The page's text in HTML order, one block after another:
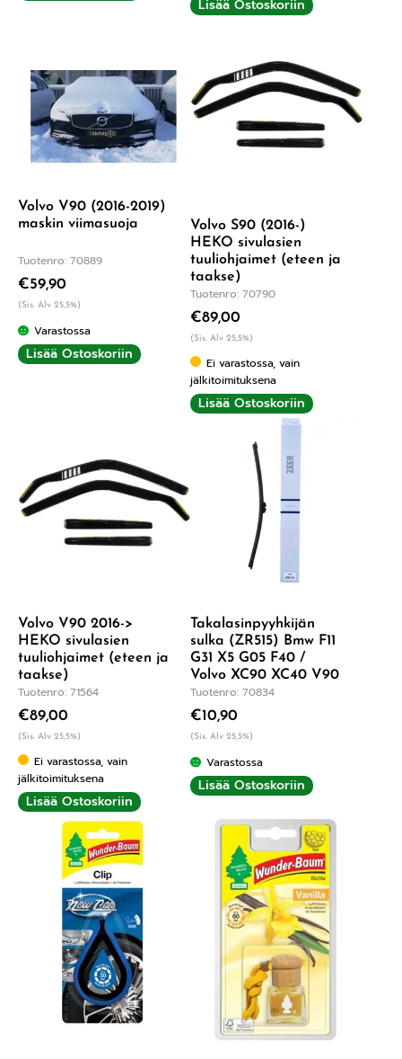
Lisää Ostoskoriin
Volvo V90 (2016-2019)
maskin viimasuoja
Tuotenro: 70889
€59,90
(Sis. Alv 25,5%)
Varastossa
Lisää Ostoskoriin
Volvo S90 (2016-)
HEKO sivulasien
tuuliohjaimet (eteen ja
taakse)
Tuotenro: 70790
€89,00
(Sis. Alv 25,5%)
Ei varastossa, vain
jälkitoimituksena
Lisää Ostoskoriin
Volvo V90 2016->
HEKO sivulasien
tuuliohjaimet (eteen ja
taakse)
Tuotenro: 71564
€89,00
(Sis. Alv 25,5%)
Ei varastossa, vain
jälkitoimituksena
Lisää Ostoskoriin
Takalasinpyyhkijän
sulka (ZR515) Bmw F11
G31 X5 G05 F40 /
Volvo XC90 XC40 V90
Tuotenro: 70834
€10,90
(Sis. Alv 25,5%)
Varastossa
Lisää Ostoskoriin